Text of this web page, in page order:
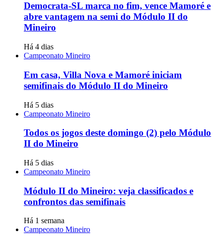
Democrata-SL marca no fim, vence Mamoré e
abre vantagem na semi do Módulo II do
Mineiro
Há 4 dias
Campeonato Mineiro
Em casa, Villa Nova e Mamoré iniciam
semifinais do Módulo II do Mineiro
Há 5 dias
Campeonato Mineiro
Todos os jogos deste domingo (2) pelo Módulo
II do Mineiro
Há 5 dias
Campeonato Mineiro
Módulo II do Mineiro: veja classificados e
confrontos das semifinais
Há 1 semana
Campeonato Mineiro